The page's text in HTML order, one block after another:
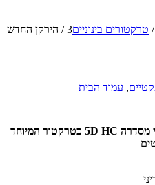
/ טרקטורים בינוניים3
/ הירקן החדש
, עמוד הבית
לנדיני מסדרה 5HC מחליף את לנדיני מסדרה 5D HC כטרקטור המיוחד